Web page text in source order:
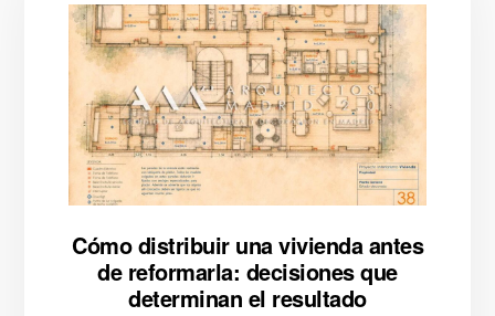
Cómo distribuir una vivienda antes
de reformarla: decisiones que
determinan el resultado